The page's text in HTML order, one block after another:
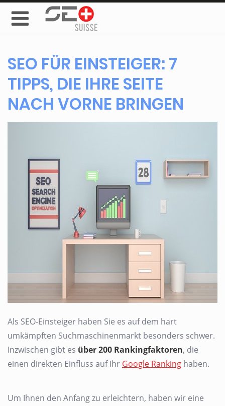
SEO FÜR EINSTEIGER: 7
TIPPS, DIE IHRE SEITE
NACH VORNE BRINGEN
Als SEO-Einsteiger haben Sie es auf dem hart
umkämpften Suchmaschinenmarkt besonders schwer.
Inzwischen gibt es über 200 Rankingfaktoren, die
einen direkten Einfluss auf Ihr Google Ranking haben.
Um Ihnen den Anfang zu erleichtern, haben wir eine